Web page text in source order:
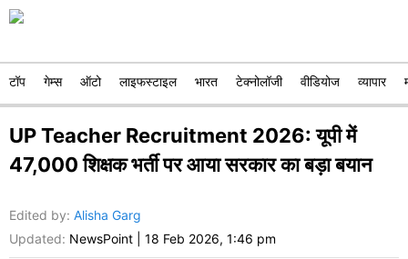
टॉप गेम्स ऑटो लाइफस्टाइल भारत टेक्नोलॉजी वीडियोज व्यापार
UP Teacher Recruitment 2026: यूपी में
47,000 शिक्षक भर्ती पर आया सरकार का बड़ा बयान
Edited by: Alisha Garg
Updated: NewsPoint 18 Feb 2026, 1:46 pm